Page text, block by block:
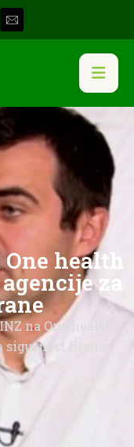
health
za
na One health
sigurnost hrane